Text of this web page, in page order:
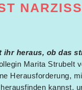
ihr heraus, ob das
Marita Strubelt
Herausforderung,
kannst,